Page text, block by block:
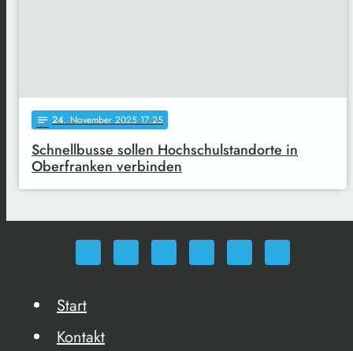
notes 24. November 2025 17:25
Schnellbusse sollen Hochschulstandorte in
Oberfranken verbinden
Start
Kontakt